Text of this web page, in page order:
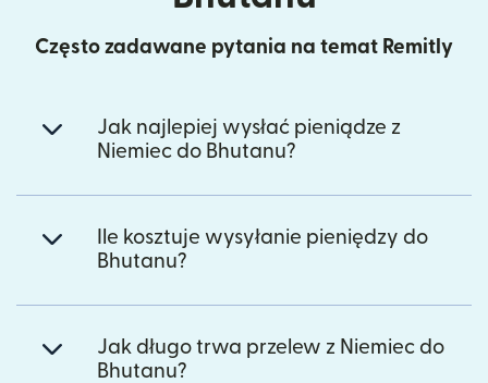
Często zadawane pytania na temat Remitly
Jak najlepiej wysłać pieniądze z
Niemiec do Bhutanu?
Ile kosztuje wysyłanie pieniędzy do
Bhutanu?
Jak długo trwa przelew z Niemiec do
Bhutanu?